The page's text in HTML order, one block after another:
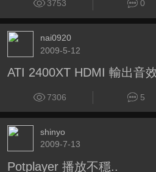
3753 0
nai0920
2009-5-12
ATI 2400XT HDMI 輸出音
7306 5
shinyo
2009-7-13
Potplayer 播放不穩..